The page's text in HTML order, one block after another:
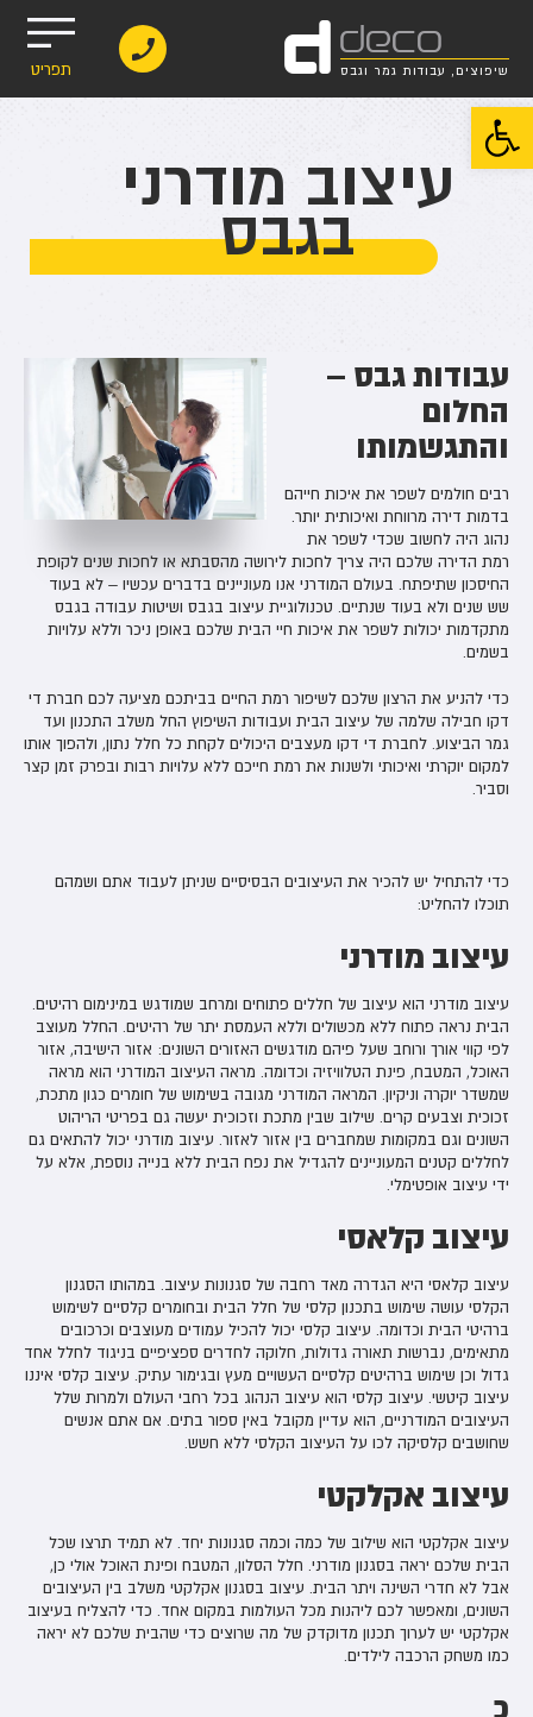
פתח סרגל נגישות
deco
d שיפוצים, עבודות גמר וגבס תפריט
עיצוב מודרני
בגבס
עבודות גבס –
החלום
והתגשמותו
רבים חולמים לשפר את איכות חייהם
בדמות דירה מרווחת ואיכותית יותר.
נהוג היה לחשוב שכדי לשפר את
רמת הדירה שלכם היה צריך לחכות לירושה מהסבתא או לחכות שנים לקופת
החיסכון שתיפתח. בעולם המודרני אנו מעוניינים בדברים עכשיו – לא בעוד
שש שנים ולא בעוד שנתיים. טכנולוגיית עיצוב בגבס ושיטות עבודה בגבס
מתקדמות יכולות לשפר את איכות חיי הבית שלכם באופן ניכר וללא עלויות
בשמים.
כדי להניע את הרצון שלכם לשיפור רמת החיים בביתכם מציעה לכם חברת די
דקו חבילה שלמה של עיצוב הבית ועבודות השיפוץ החל משלב התכנון ועד
גמר הביצוע. לחברת די דקו מעצבים היכולים לקחת כל חלל נתון, ולהפוך אותו
למקום יוקרתי ואיכותי ולשנות את רמת חייכם ללא עלויות רבות ובפרק זמן קצר
וסביר.
כדי להתחיל יש להכיר את העיצובים הבסיסיים שניתן לעבוד אתם ושמהם
תוכלו להחליט:
עיצוב מודרני
עיצוב מודרני הוא עיצוב של חללים פתוחים ומרחב שמודגש במינימום רהיטים.
הבית נראה פתוח ללא מכשולים וללא העמסת יתר של רהיטים. החלל מעוצב
לפי קווי אורך ורוחב שעל פיהם מודגשים האזורים השונים: אזור הישיבה, אזור
האוכל, המטבח, פינת הטלוויזיה וכדומה. מראה העיצוב המודרני הוא מראה
שמשדר יוקרה וניקיון. המראה המודרני מגובה בשימוש של חומרים כגון מתכת,
זכוכית וצבעים קרים. שילוב שבין מתכת וזכוכית יעשה גם בפריטי הריהוט
השונים וגם במקומות שמחברים בין אזור לאזור. עיצוב מודרני יכול להתאים גם
לחללים קטנים המעוניינים להגדיל את נפח הבית ללא בנייה נוספת, אלא על
ידי עיצוב אופטימלי.
עיצוב קלאסי
עיצוב קלאסי היא הגדרה מאד רחבה של סגנונות עיצוב. במהותו הסגנון
הקלסי עושה שימוש בתכנון קלסי של חלל הבית ובחומרים קלסיים לשימוש
ברהיטי הבית וכדומה. עיצוב קלסי יכול להכיל עמודים מעוצבים וכרכובים
מתאימים, נברשות תאורה גדולות, חלוקה לחדרים ספציפיים בניגוד לחלל אחד
גדול וכן שימוש ברהיטים קלסיים העשויים מעץ ובגימור עתיק. עיצוב קלסי איננו
עיצוב קיטשי. עיצוב קלסי הוא עיצוב הנהוג בכל רחבי העולם ולמרות שלל
העיצובים המודרניים, הוא עדיין מקובל באין ספור בתים. אם אתם אנשים
שחושבים קלסיקה לכו על העיצוב הקלסי ללא חשש.
עיצוב אקלקטי
עיצוב אקלקטי הוא שילוב של כמה וכמה סגנונות יחד. לא תמיד תרצו שכל
הבית שלכם יראה בסגנון מודרני. חלל הסלון, המטבח ופינת האוכל אולי כן,
אבל לא חדרי השינה ויתר הבית. עיצוב בסגנון אקלקטי משלב בין העיצובים
השונים, ומאפשר לכם ליהנות מכל העולמות במקום אחד. כדי להצליח בעיצוב
אקלקטי יש לערוך תכנון מדוקדק של מה שרוצים כדי שהבית שלכם לא יראה
כמו משחק הרכבה לילדים.
כ